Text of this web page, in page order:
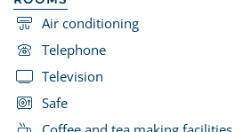
Air conditioning
Telephone
Television
Safe